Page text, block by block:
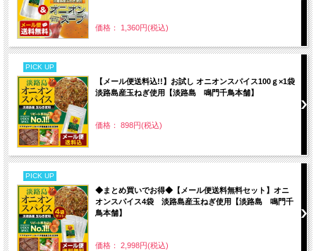
価格： 1,360円(税込)
PICK UP
【メール便送料込!!】お試し オニオンスパイス100ｇ×1袋
淡路島産玉ねぎ使用【淡路島 鳴門千鳥本舗】
価格： 898円(税込)
PICK UP
◆まとめ買いでお得◆【メール便送料無料セット】オニ
オンスパイス4袋 淡路島産玉ねぎ使用【淡路島 鳴門千
鳥本舗】
価格： 2,998円(税込)